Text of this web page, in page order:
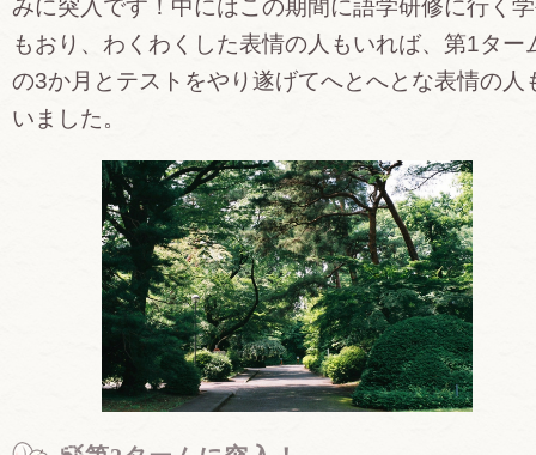
みに突入です！中にはこの期間に語学研修に行く
もおり、わくわくした表情の人もいれば、第1ター
の3か月とテストをやり遂げてへとへとな表情の人
いました。